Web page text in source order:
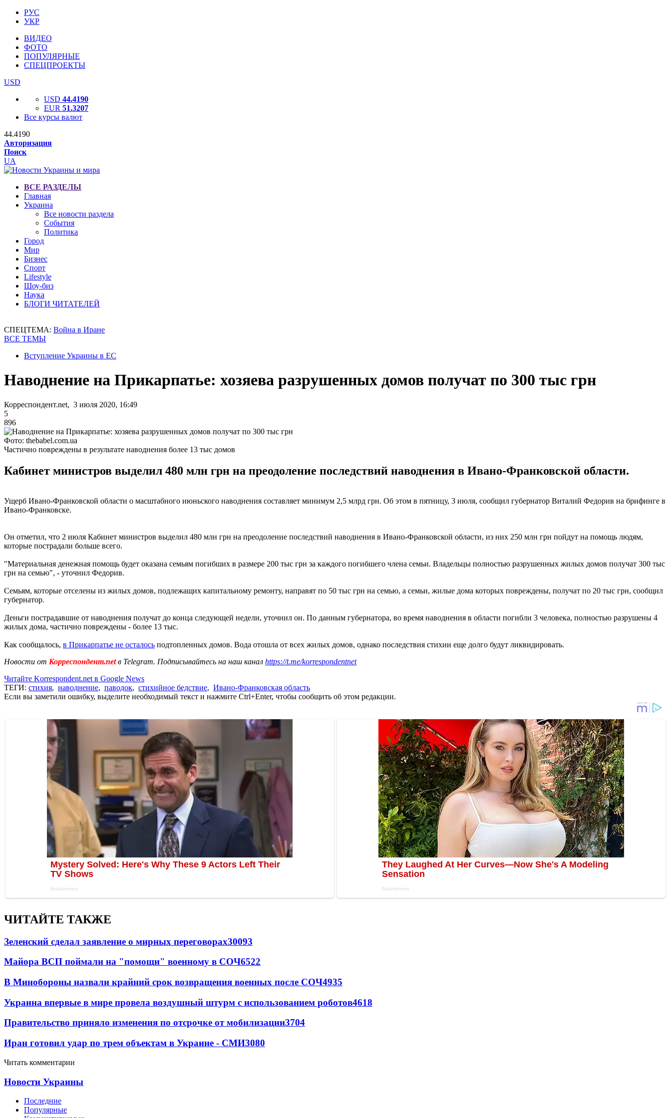
РУС
УКР
ВИДЕО
ФОТО
ПОПУЛЯРНЫЕ
СПЕЦПРОЕКТЫ
USD
USD 44.4190
EUR 51.3207
Все курсы валют
44.4190
Авторизация
Поиск
UA
ВСЕ РАЗДЕЛЫ
Главная
Украина
Все новости раздела
События
Политика
Город
Мир
Бизнес
Спорт
Lifestyle
Шоу-биз
Наука
БЛОГИ ЧИТАТЕЛЕЙ
СПЕЦТЕМА: Война в Иране
ВСЕ ТЕМЫ
Вступление Украины в ЕС
Наводнение на Прикарпатье: хозяева разрушенных домов получат по 300 тыс грн
Корреспондент.net, 3 июля 2020, 16:49
5
896
Фото: thebabel.com.ua
Частично повреждены в результате наводнения более 13 тыс домов
Кабинет министров выделил 480 млн грн на преодоление последствий наводнения в Ивано-Франковской области.
Ущерб Ивано-Франковской области о масштабного июньского наводнения составляет минимум 2,5 млрд грн. Об этом в пятницу, 3 июля, сообщил губернатор Виталий Федорив на брифинге в
Ивано-Франковске.
Он отметил, что 2 июля Кабинет министров выделил 480 млн грн на преодоление последствий наводнения в Ивано-Франковской области, из них 250 млн грн пойдут на помощь людям,
которые пострадали больше всего.
"Материальная денежная помощь будет оказана семьям погибших в размере 200 тыс грн за каждого погибшего члена семьи. Владельцы полностью разрушенных жилых домов получат 300 тыс
грн на семью", - уточнил Федорив.
Семьям, которые отселены из жилых домов, подлежащих капитальному ремонту, направят по 50 тыс грн на семью, а семьи, жилые дома которых повреждены, получат по 20 тыс грн, сообщил
губернатор.
Деньги пострадавшие от наводнения получат до конца следующей недели, уточнил он. По данным губернатора, во время наводнения в области погибли 3 человека, полностью разрушены 4
жилых дома, частично повреждены - более 13 тыс.
Как сообщалось, в Прикарпатье не осталось подтопленных домов. Вода отошла от всех жилых домов, однако последствия стихии еще долго будут ликвидировать.
Новости от Корреспондент.netв Telegram. Подписывайтесь на наш канал https://t.me/korrespondentnet
Читайте Korrespondent.net в Google News
ТЕГИ: стихия, наводнение, паводок, стихийное бедствие, Ивано-Франковская область
Если вы заметили ошибку, выделите необходимый текст и нажмите Ctrl+Enter, чтобы сообщить об этом редакции.
ЧИТАЙТЕ ТАКЖЕ
Зеленский сделал заявление о мирных переговорах30093
Майора ВСП поймали на "помощи" военному в СОЧ6522
В Минобороны назвали крайний срок возвращения военных после СОЧ4935
Украина впервые в мире провела воздушный штурм с использованием роботов4618
Правительство приняло изменения по отсрочке от мобилизации3704
Иран готовил удар по трем объектам в Украине - СМИ3080
Читать комментарии
Новости Украины
Последние
Популярные